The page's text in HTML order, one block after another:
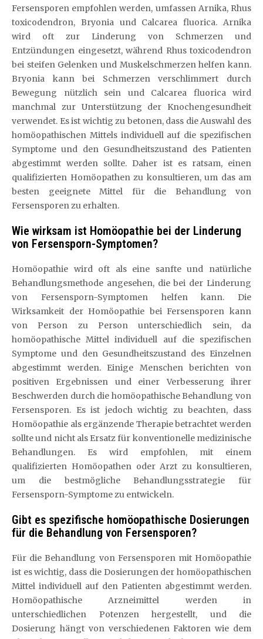
Fersensporen empfohlen werden, umfassen Arnika, Rhus
toxicodendron, Bryonia und Calcarea fluorica. Arnika
wird oft zur Linderung von Schmerzen und
Entzündungen eingesetzt, während Rhus toxicodendron
bei steifen Gelenken und Muskelschmerzen helfen kann.
Bryonia kann bei Schmerzen verschlimmert durch
Bewegung nützlich sein und Calcarea fluorica wird
manchmal zur Unterstützung der Knochengesundheit
verwendet. Es ist wichtig zu betonen, dass die Auswahl des
homöopathischen Mittels individuell auf die spezifischen
Symptome und den Gesundheitszustand des Patienten
abgestimmt werden sollte. Daher ist es ratsam, einen
qualifizierten Homöopathen zu konsultieren, um das am
besten geeignete Mittel für die Behandlung von
Fersensporen zu erhalten.
Wie wirksam ist Homöopathie bei der Linderung
von Fersensporn-Symptomen?
Homöopathie wird oft als eine sanfte und natürliche
Behandlungsmethode angesehen, die bei der Linderung
von Fersensporn-Symptomen helfen kann. Die
Wirksamkeit der Homöopathie bei Fersensporen kann
von Person zu Person unterschiedlich sein, da
homöopathische Mittel individuell auf die spezifischen
Symptome und den Gesundheitszustand des Einzelnen
abgestimmt werden. Einige Menschen berichten von
positiven Ergebnissen und einer Verbesserung ihrer
Beschwerden durch die homöopathische Behandlung von
Fersensporen. Es ist jedoch wichtig zu beachten, dass
Homöopathie als ergänzende Therapie betrachtet werden
sollte und nicht als Ersatz für konventionelle medizinische
Behandlungen. Es wird empfohlen, mit einem
qualifizierten Homöopathen oder Arzt zu konsultieren,
um die bestmögliche Behandlungsstrategie für
Fersensporn-Symptome zu entwickeln.
Gibt es spezifische homöopathische Dosierungen
für die Behandlung von Fersensporen?
Für die Behandlung von Fersensporen mit Homöopathie
ist es wichtig, dass die Dosierungen der homöopathischen
Mittel individuell auf den Patienten abgestimmt werden.
Homöopathische Arzneimittel werden in
unterschiedlichen Potenzen hergestellt, und die
Dosierung hängt von verschiedenen Faktoren wie dem